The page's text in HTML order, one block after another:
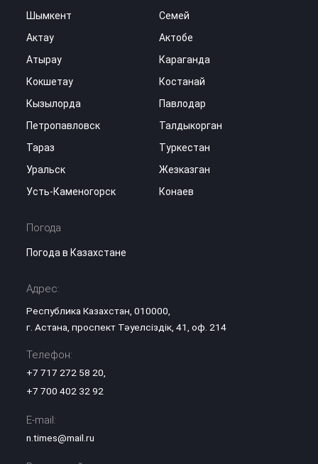
Шымкент
Семей
Актау
Актобе
Атырау
Караганда
Кокшетау
Костанай
Кызылорда
Павлодар
Петропавловск
Талдыкорган
Тараз
Туркестан
Уральск
Жезказган
Усть-Каменогорск
Конаев
Погода
Погода в Казахстане
Адрес:
Республика Казахстан, 010000,
г. Астана, проспект Тәуелсіздік, 41, оф. 214
Телефон:
+7 717 272 58 20
+7 700 402 32 92
E-mail:
n.times@mail.ru